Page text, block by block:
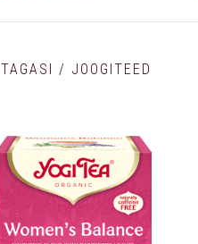
TAGASI / JOOGITEED